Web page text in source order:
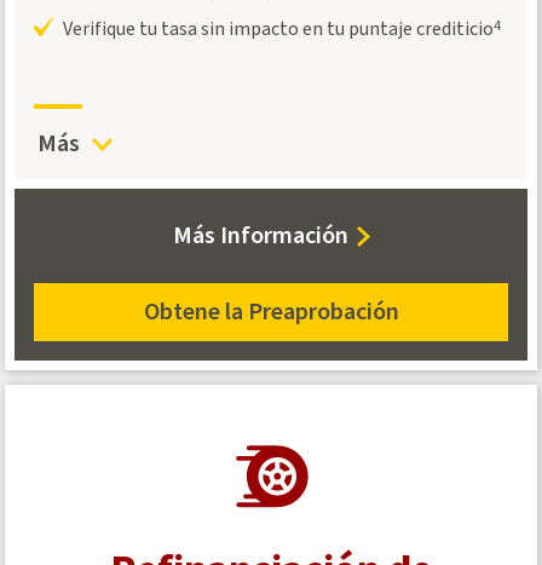
Verifique tu tasa sin impacto en tu puntaje crediticio4
APR es precisa a partir de 8.6.2026
5.19%
Más
Más Informaciónabout
Loans
Obtene la Preaprobación
apply
for
an
loan